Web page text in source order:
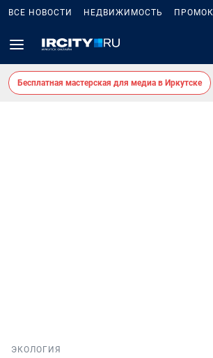
ВСЕ НОВОСТИ НЕДВИЖИМОСТЬ
Бесплатная мастерская для медиа в Иркутске
ЭКОЛОГИЯ